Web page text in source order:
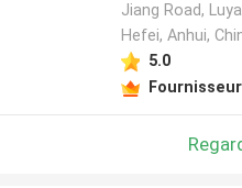
Jiang Road,
Hefei, Anhui,
5.0